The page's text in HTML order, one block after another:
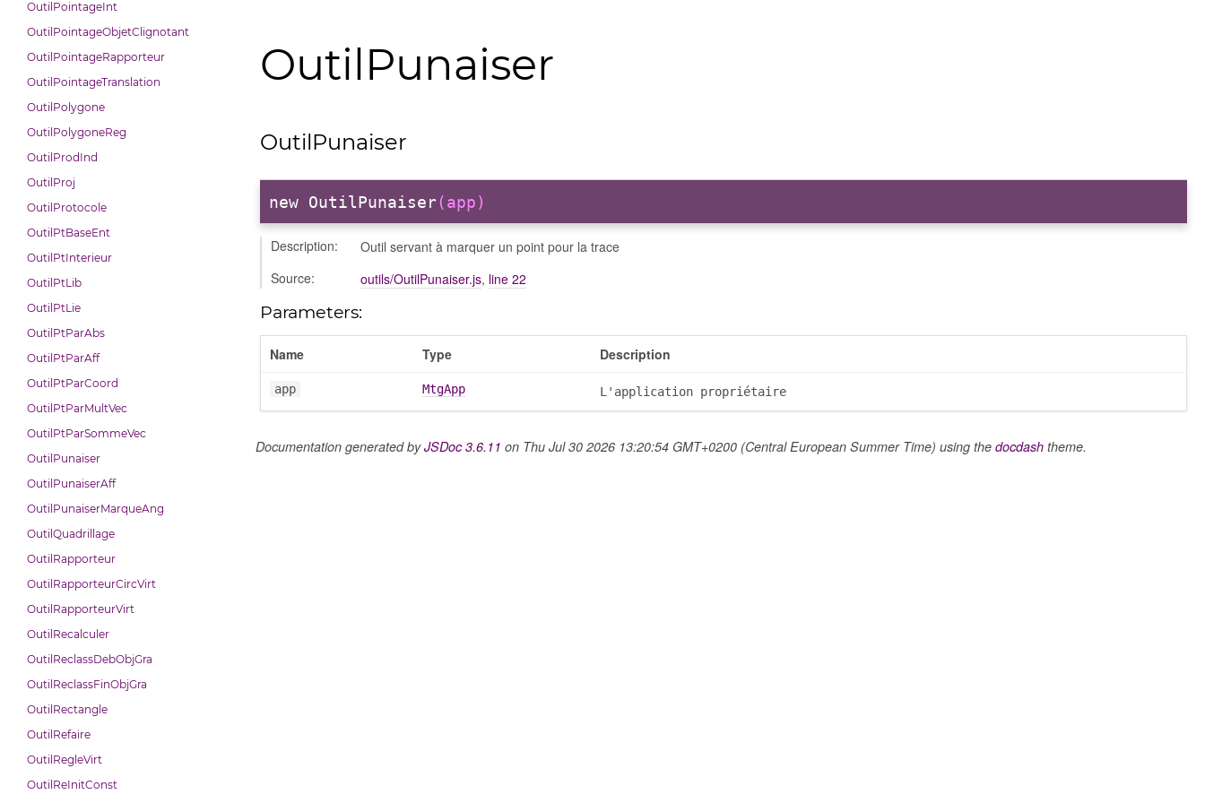
OutilPointageInt
OutilPointageObjetClignotant
OutilPointageRapporteur
OutilPointageTranslation
OutilPolygone
OutilPolygoneReg
OutilProdInd
OutilProj
OutilProtocole
OutilPtBaseEnt
OutilPtInterieur
OutilPtLib
OutilPtLie
OutilPtParAbs
OutilPtParAff
OutilPtParCoord
OutilPtParMultVec
OutilPtParSommeVec
OutilPunaiser
OutilPunaiserAff
OutilPunaiserMarqueAng
OutilQuadrillage
OutilRapporteur
OutilRapporteurCircVirt
OutilRapporteurVirt
OutilRecalculer
OutilReclassDebObjGra
OutilReclassFinObjGra
OutilRectangle
OutilRefaire
OutilRegleVirt
OutilReInitConst
OutilPunaiser
OutilPunaiser
new OutilPunaiser(app)
Description:
Outil servant à marquer un point pour la trace
Source:
outils/OutilPunaiser.js, line 22
Parameters:
Name Type Description
app MtgApp L'application propriétaire
Documentation generated byJSDoc 3.6.11 on Thu Jul 30 2026 13:20:54 GMT+0200 (Central European Summer Time) using the docdash theme.